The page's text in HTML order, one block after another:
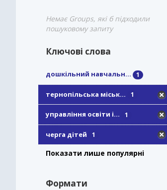
Немає Groups, які б підходили
пошуковому запиту
Ключові слова
дошкільний навчальн... 1
тернопільська міськ... 1
управління освіти і... 1
черга дітей 1
Показати лише популярні
Формати